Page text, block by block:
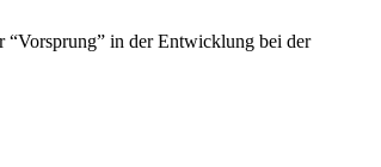
“Vorsprung” in der Entwicklung bei der